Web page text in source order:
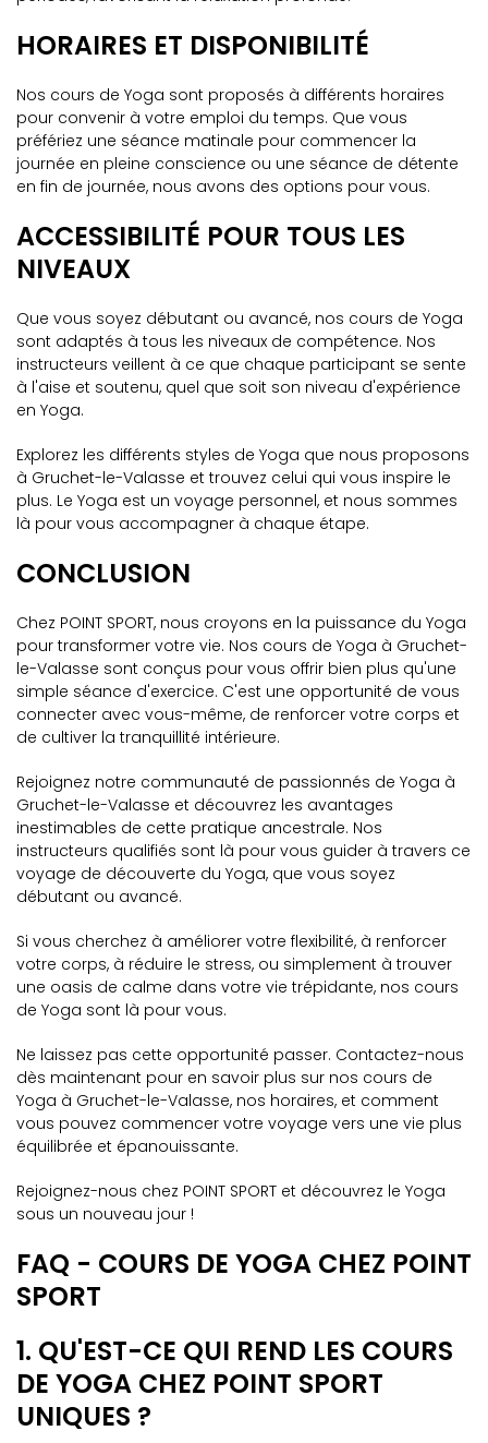
HORAIRES ET DISPONIBILITÉ
Nos cours de Yoga sont proposés à différents horaires
pour convenir à votre emploi du temps. Que vous
préfériez une séance matinale pour commencer la
journée en pleine conscience ou une séance de détente
en fin de journée, nous avons des options pour vous.
ACCESSIBILITÉ POUR TOUS LES
NIVEAUX
Que vous soyez débutant ou avancé, nos cours de Yoga
sont adaptés à tous les niveaux de compétence. Nos
instructeurs veillent à ce que chaque participant se sente
à l'aise et soutenu, quel que soit son niveau d'expérience
en Yoga.
Explorez les différents styles de Yoga que nous proposons
à Gruchet-le-Valasse et trouvez celui qui vous inspire le
plus. Le Yoga est un voyage personnel, et nous sommes
là pour vous accompagner à chaque étape.
CONCLUSION
Chez POINT SPORT, nous croyons en la puissance du Yoga
pour transformer votre vie. Nos cours de Yoga à Gruchet-
le-Valasse sont conçus pour vous offrir bien plus qu'une
simple séance d'exercice. C'est une opportunité de vous
connecter avec vous-même, de renforcer votre corps et
de cultiver la tranquillité intérieure.
Rejoignez notre communauté de passionnés de Yoga à
Gruchet-le-Valasse et découvrez les avantages
inestimables de cette pratique ancestrale. Nos
instructeurs qualifiés sont là pour vous guider à travers ce
voyage de découverte du Yoga, que vous soyez
débutant ou avancé.
Si vous cherchez à améliorer votre flexibilité, à renforcer
votre corps, à réduire le stress, ou simplement à trouver
une oasis de calme dans votre vie trépidante, nos cours
de Yoga sont là pour vous.
Ne laissez pas cette opportunité passer. Contactez-nous
dès maintenant pour en savoir plus sur nos cours de
Yoga à Gruchet-le-Valasse, nos horaires, et comment
vous pouvez commencer votre voyage vers une vie plus
équilibrée et épanouissante.
Rejoignez-nous chez POINT SPORT et découvrez le Yoga
sous un nouveau jour !
FAQ - COURS DE YOGA CHEZ POINT
SPORT
1. QU'EST-CE QUI REND LES COURS
DE YOGA CHEZ POINT SPORT
UNIQUES ?